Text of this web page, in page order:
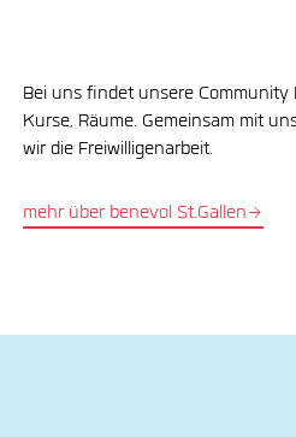
Bei uns findet unsere Community
Kurse, Räume. Gemeinsam mit
wir die Freiwilligenarbeit.
mehr über benevol St.Gallen